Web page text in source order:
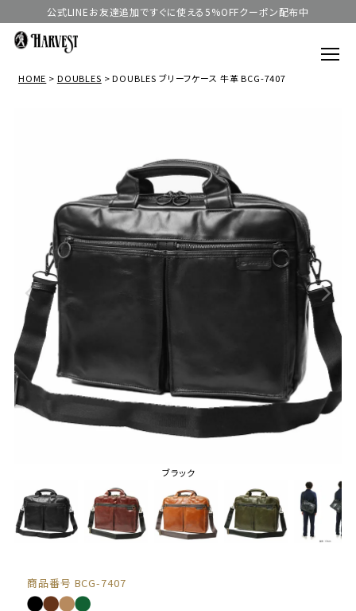
公式LINEお友達追加ですぐに使える5%OFFクーポン配布中
HOME DOUBLES DOUBLES ブリーフケース 牛革 BCG-7407
ブラック
商品番号 BCG-7407